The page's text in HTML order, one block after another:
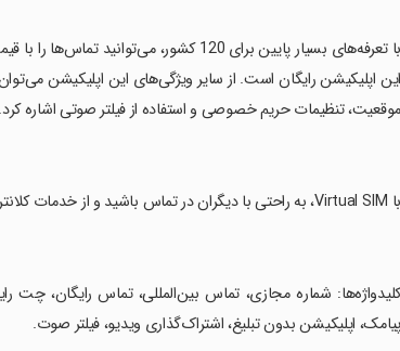
این اپلیکیشن رایگان است. از سایر ویژگی‌های این اپلیکیشن
موقعیت، تنظیمات حریم خصوصی و استفاده از فیلتر صوتی اشاره کرد.
‏با Virtual SIM، به راحتی با دیگران در تماس باشید و از خدمات کلانتر و کاربردی بهره‌مند شوید.
‏کلیدواژه‌ها: شماره مجازی، تماس بین‌المللی، تماس رایگان، چت
پیامک، اپلیکیشن بدون تبلیغ، اشتراک‌گذاری ویدیو، فیلتر صوت.